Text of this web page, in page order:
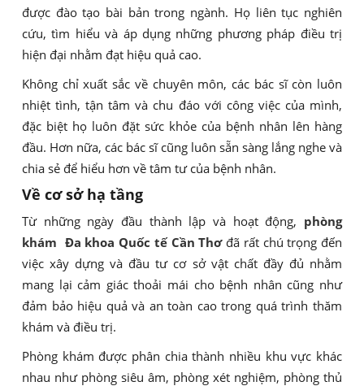
được đào tạo bài bản trong ngành. Họ liên tục nghiên
cứu, tìm hiểu và áp dụng những phương pháp điều trị
hiện đại nhằm đạt hiệu quả cao.
Không chỉ xuất sắc về chuyên môn, các bác sĩ còn luôn
nhiệt tình, tận tâm và chu đáo với công việc của mình,
đặc biệt họ luôn đặt sức khỏe của bệnh nhân lên hàng
đầu. Hơn nữa, các bác sĩ cũng luôn sẵn sàng lắng nghe và
chia sẻ để hiểu hơn về tâm tư của bệnh nhân.
Về cơ sở hạ tầng
Từ những ngày đầu thành lập và hoạt động, phòng
khám Đa khoa Quốc tế Cần Thơđã rất chú trọng đến
việc xây dựng và đầu tư cơ sở vật chất đầy đủ nhằm
mang lại cảm giác thoải mái cho bệnh nhân cũng như
đảm bảo hiệu quả và an toàn cao trong quá trình thăm
khám và điều trị.
Phòng khám được phân chia thành nhiều khu vực khác
nhau như phòng siêu âm, phòng xét nghiệm, phòng thủ